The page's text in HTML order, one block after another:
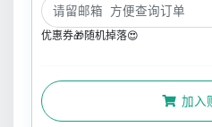
优惠券🎁随机掉落😍
加入